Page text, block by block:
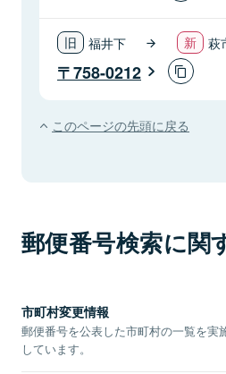
福井下 萩
758-0212
このページの先頭に戻る
郵便番号検索に関
市町村変更情報
郵便番号を公表した市町村の一覧を実
しています。